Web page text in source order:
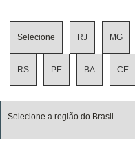
Selecione RJ MG
RS PE BA CE
Selecione a região do Brasil